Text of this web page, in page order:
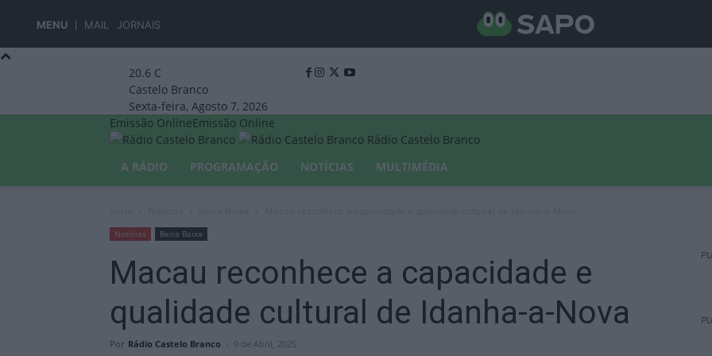
MENU MAIL JORNAIS
20.6 C
Castelo Branco
Sexta-feira, Agosto 7, 2026
Emissão OnlineEmissão Online
Rádio Castelo Branco
A RÁDIO
PROGRAMAÇÃO NOTÍCIAS MULTIMÉDIA
Notícias Beira Baixa
Macau reconhece a capacidade e
qualidade cultural de Idanha-a-Nova
Por Rádio Castelo Branco - 9 de Abril, 2025